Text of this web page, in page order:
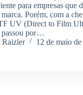
para empresas que
Porém, com a
UV (Direct to Film
passou por…
Raizler
12 de maio